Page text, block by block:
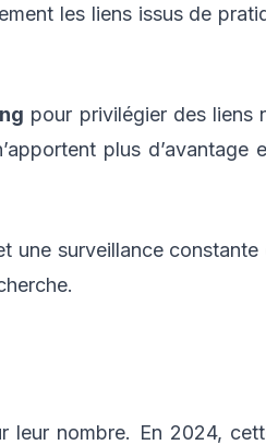
les liens issus de
pour privilégier des liens
plus d’avantage
une surveillance
leur nombre. En 2024,